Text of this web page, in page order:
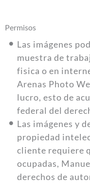
Permisos
Las imágenes
muestra de
fisica o en
Arenas Photo
lucro, esto de
federal del
Las imágenes y
propiedad
cliente requiere
ocupadas,
derechos de